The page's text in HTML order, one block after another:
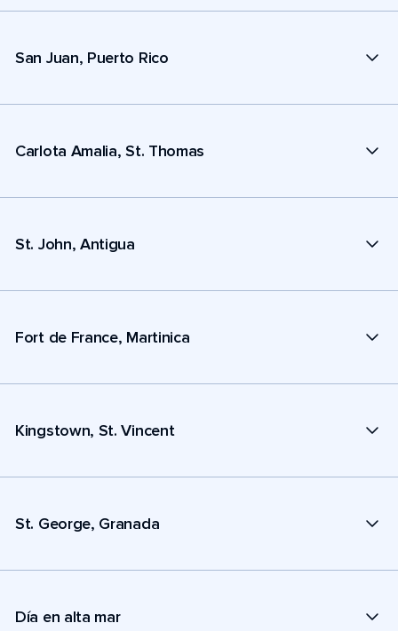
San Juan, Puerto Rico
Carlota Amalia, St. Thomas
St. John, Antigua
Fort de France, Martinica
Kingstown, St. Vincent
St. George, Granada
Día en alta mar